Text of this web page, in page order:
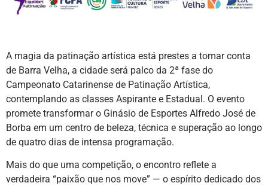
A magia da patinação artística está prestes a tomar conta
de Barra Velha, a cidade será palco da 2ª fase do
Campeonato Catarinense de Patinação Artística,
contemplando as classes Aspirante e Estadual. O evento
promete transformar o Ginásio de Esportes Alfredo José de
Borba em um centro de beleza, técnica e superação ao longo
de quatro dias de intensa programação.
Mais do que uma competição, o encontro reflete a
verdadeira “paixão que nos move” — o espírito dedicado dos